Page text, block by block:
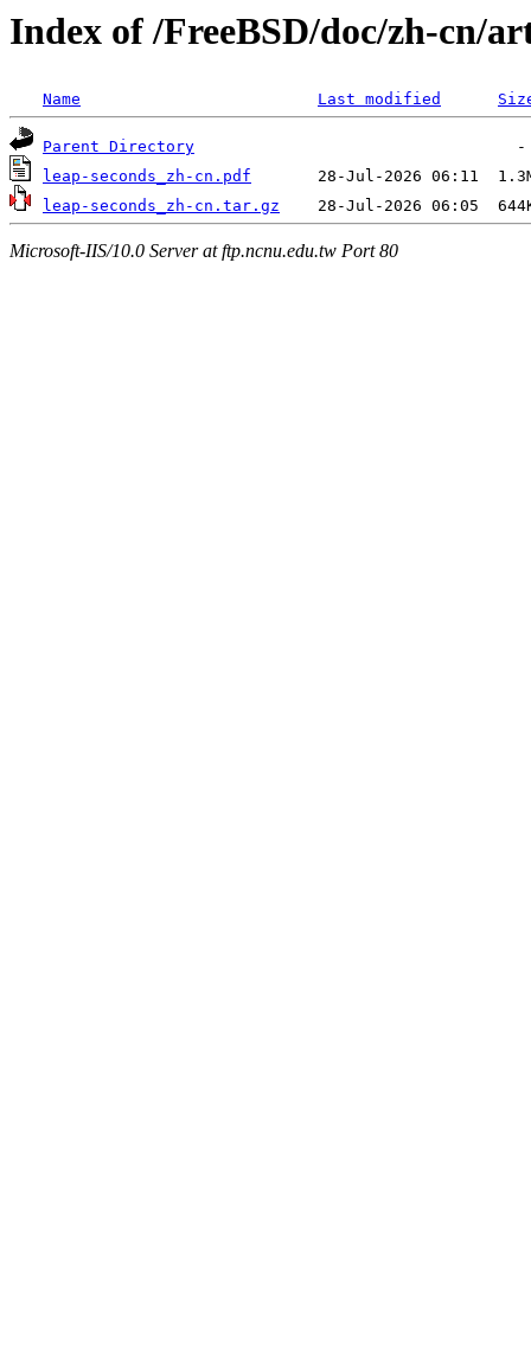
Index of /FreeBSD/doc/zh-cn/
Name Last modified
Parent Directory
leap-seconds_zh-cn.pdf
leap-seconds_zh-cn.tar.gz
Microsoft-IIS/10.0 Server at ftp.ncnu.edu.tw Port 80